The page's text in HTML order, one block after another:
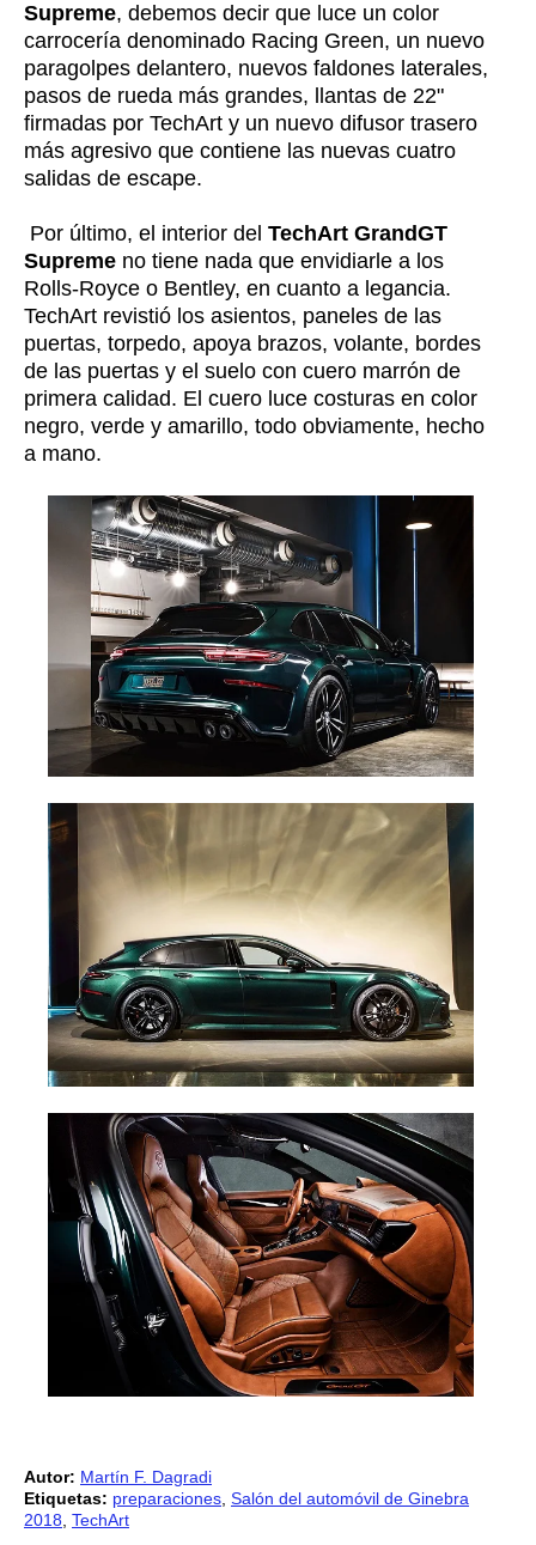
Supreme, debemos decir que luce un color
carrocería denominado Racing Green, un nuevo
paragolpes delantero, nuevos faldones laterales,
pasos de rueda más grandes, llantas de 22"
firmadas por TechArt y un nuevo difusor trasero
más agresivo que contiene las nuevas cuatro
salidas de escape.
Por último, el interior del TechArt GrandGT
Supreme no tiene nada que envidiarle a los
Rolls-Royce o Bentley, en cuanto a legancia.
TechArt revistió los asientos, paneles de las
puertas, torpedo, apoya brazos, volante, bordes
de las puertas y el suelo con cuero marrón de
primera calidad. El cuero luce costuras en color
negro, verde y amarillo, todo obviamente, hecho
a mano.
Autor: Martín F. Dagradi
Etiquetas: preparaciones, Salón del automóvil de Ginebra
2018, TechArt